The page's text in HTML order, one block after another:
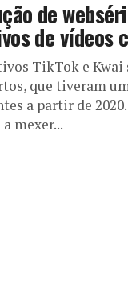
de
de vídeos
TikTok e Kwai
que tiveram
a partir de
mexer...